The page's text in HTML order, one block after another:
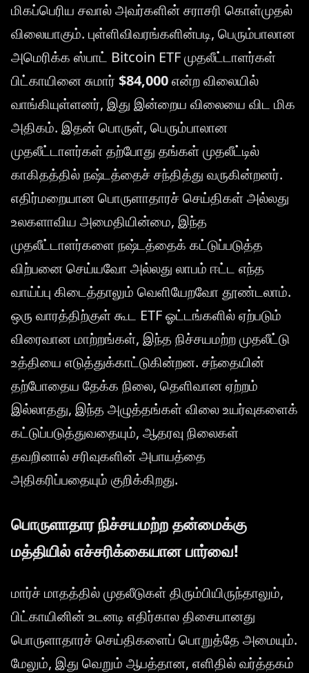
மிகப்பெரிய சவால் அவர்களின் சராசரி கொள்முதல்
விலையாகும். புள்ளிவிவரங்களின்படி, பெரும்பாலான
அமெரிக்க ஸ்பாட் Bitcoin ETF முதலீட்டாளர்கள்
பிட்காயினை சுமார் $84,000என்ற விலையில்
வாங்கியுள்ளனர், இது இன்றைய விலையை விட மிக
அதிகம். இதன் பொருள், பெரும்பாலான
முதலீட்டாளர்கள் தற்போது தங்கள் முதலீட்டில்
காகிதத்தில் நஷ்டத்தைச் சந்தித்து வருகின்றனர்.
எதிர்மறையான பொருளாதாரச் செய்திகள் அல்லது
உலகளாவிய அமைதியின்மை, இந்த
முதலீட்டாளர்களை நஷ்டத்தைக் கட்டுப்படுத்த
விற்பனை செய்யவோ அல்லது லாபம் ஈட்ட எந்த
வாய்ப்பு கிடைத்தாலும் வெளியேறவோ தூண்டலாம்.
ஒரு வாரத்திற்குள் கூட ETF ஓட்டங்களில் ஏற்படும்
விரைவான மாற்றங்கள், இந்த நிச்சயமற்ற முதலீட்டு
உத்தியை எடுத்துக்காட்டுகின்றன. சந்தையின்
தற்போதைய தேக்க நிலை, தெளிவான ஏற்றம்
இல்லாதது, இந்த அழுத்தங்கள் விலை உயர்வுகளைக்
கட்டுப்படுத்துவதையும், ஆதரவு நிலைகள்
தவறினால் சரிவுகளின் அபாயத்தை
அதிகரிப்பதையும் குறிக்கிறது.
பொருளாதார நிச்சயமற்ற தன்மைக்கு
மத்தியில் எச்சரிக்கையான பார்வை!
மார்ச் மாதத்தில் முதலீடுகள் திரும்பியிருந்தாலும்,
பிட்காயினின் உடனடி எதிர்கால திசையானது
பொருளாதாரச் செய்திகளைப் பொறுத்தே அமையும்.
மேலும், இது வெறும் ஆபத்தான, எளிதில் வர்த்தகம்